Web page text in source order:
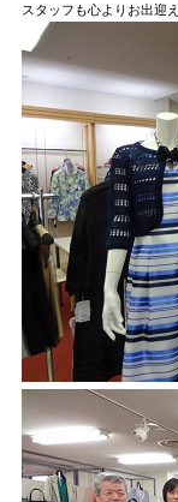
スタッフも心よりお出迎え